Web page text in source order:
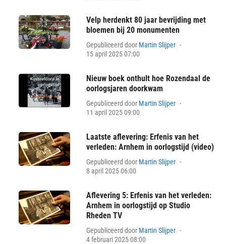
Velp herdenkt 80 jaar bevrijding met
bloemen bij 20 monumenten
Gepubliceerd door Martin Slijper
15 april 2025 07:00
Nieuw boek onthult hoe Rozendaal de
oorlogsjaren doorkwam
Gepubliceerd door Martin Slijper
11 april 2025 09:00
Laatste aflevering: Erfenis van het
verleden: Arnhem in oorlogstijd (video)
Gepubliceerd door Martin Slijper
8 april 2025 06:00
Aflevering 5: Erfenis van het verleden:
Arnhem in oorlogstijd op Studio
Rheden TV
Gepubliceerd door Martin Slijper
4 februari 2025 08:00